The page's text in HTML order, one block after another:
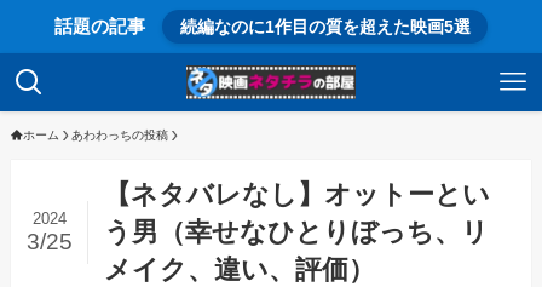
話題の記事 続編なのに1作目の質を超えた映画5選
ホーム あわわっちの投稿
【ネタバレなし】オットーとい
う男（幸せなひとりぼっち、リ
メイク、違い、評価）
2024
3/25